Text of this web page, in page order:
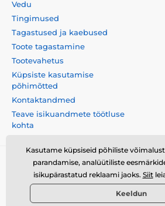
Vedu
Tingimused
Tagastused ja kaebused
Toote tagastamine
Tootevahetus
Küpsiste kasutamise
põhimõtted
Kontaktandmed
Teave isikuandmete töötluse
kohta
Momanio s.r.o., Okružní 361/14,
Vabariik, VAT:
Kasutame küpsiseid põhiliste
parandamise, analüütiliste
isikupärastatud reklaami jaoks. Siit
Keeldun